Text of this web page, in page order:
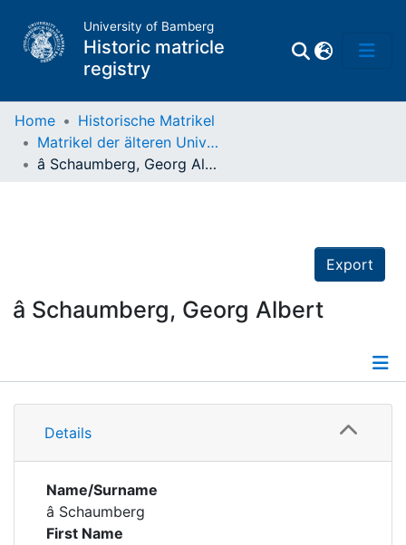
University of Bamberg
Historic matricle
registry
Matrikel
Home
Historische Matrikel
Matrikel der älteren Universität
â Schaumberg, Georg Albert
Export
â Schaumberg, Georg Albert
Details
Details
Name/Surname
â Schaumberg
First Name